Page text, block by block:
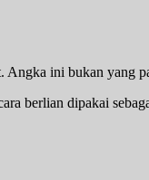
ini bukan yang
berlian dipakai